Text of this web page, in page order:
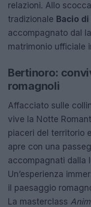
relazioni. Allo
tradizionale Bacio
accompagnato dal
matrimonio ufficiale
Bertinoro:
romagnoli
Affacciato sulle
vive la Notte
piaceri del territorio
apre con una
accompagnati dalla
Un’esperienza
il paesaggio
La masterclass